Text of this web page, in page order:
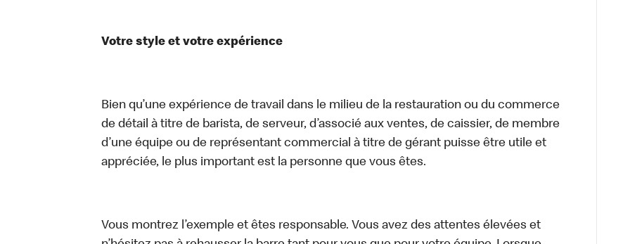
Votre style et votre expérience
Bien qu’une expérience de travail dans le milieu de la restauration ou du commerce
de détail à titre de barista, de serveur, d’associé aux ventes, de caissier, de membre
d’une équipe ou de représentant commercial à titre de gérant puisse être utile et
appréciée, le plus important est la personne que vous êtes.
Vous montrez l’exemple et êtes responsable. Vous avez des attentes élevées et